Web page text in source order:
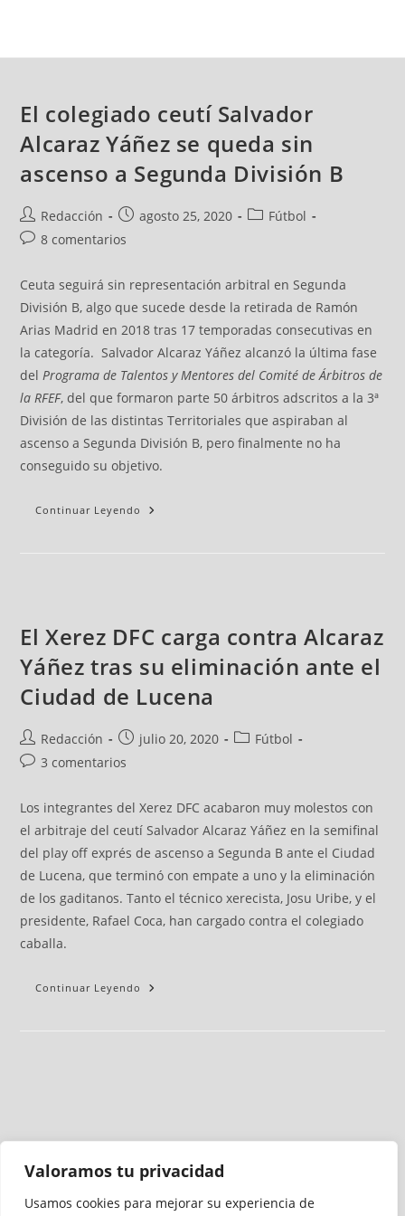
Valoramos tu privacidad
Usamos cookies para mejorar su experiencia de
El colegiado ceutí Salvador
Alcaraz Yáñez se queda sin
ascenso a Segunda División B
Redacción agosto 25, 2020
Fútbol
8 comentarios
Ceuta seguirá sin representación arbitral en Segunda
División B, algo que sucede desde la retirada de Ramón
Arias Madrid en 2018 tras 17 temporadas consecutivas en
la categoría. Salvador Alcaraz Yáñez alcanzó la última fase
del Programa de Talentos y Mentores del Comité de Árbitros de
la RFEF, del que formaron parte 50 árbitros adscritos a la 3ª
División de las distintas Territoriales que aspiraban al
ascenso a Segunda División B, pero finalmente no ha
conseguido su objetivo.
Continuar Leyendo
El Xerez DFC carga contra Alcaraz
Yáñez tras su eliminación ante el
Ciudad de Lucena
Redacción julio 20, 2020
Fútbol
3 comentarios
Los integrantes del Xerez DFC acabaron muy molestos con
el arbitraje del ceutí Salvador Alcaraz Yáñez en la semifinal
del play off exprés de ascenso a Segunda B ante el Ciudad
de Lucena, que terminó con empate a uno y la eliminación
de los gaditanos. Tanto el técnico xerecista, Josu Uribe, y el
presidente, Rafael Coca, han cargado contra el colegiado
caballa.
Continuar Leyendo